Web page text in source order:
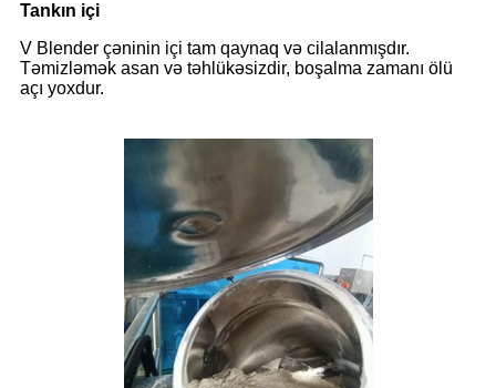
Tankın içi
V Blender çəninin içi tam qaynaq və cilalanmışdır.
Təmizləmək asan və təhlükəsizdir, boşalma zamanı ölü
açı yoxdur.